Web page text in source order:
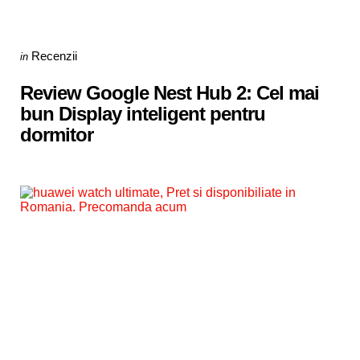
Categories
Posted
in Recenzii
Review Google Nest Hub 2: Cel mai
bun Display inteligent pentru
dormitor